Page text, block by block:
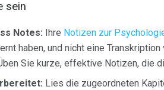
sein
Notes: Ihre Notizen zur
haben, und nicht eine
Sie kurze, effektive Notizen, die
Lies die zugeordneten